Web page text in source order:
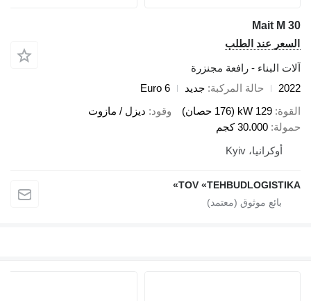
Mait M 30
السعر عند الطلب
آلات البناء - رافعة مجنزرة
2022
حالة المركبة جديد
Euro 6
القوة 129 kW (176 حصان) وقود ديزل / مازوت
حمولة 30.000 كجم
أوكرانيا، Kyiv
TOV «TEHBUDLOGISTIKA»